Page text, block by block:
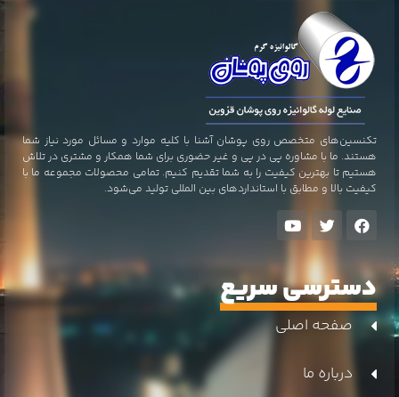
تکنسین‌های متخصص روی پوشان آشنا با کلیه موارد و مسائل مورد نیاز شما
هستند. ما با مشاوره پی در پی و غیر حضوری برای شما همکار و مشتری در تلاش
هستیم تا بهترین کیفیت را به شما تقدیم کنیم. تمامی محصولات مجموعه ما با
کیفیت بالا و مطابق با استاندارد‌های بین المللی تولید می‌شود.
دسترسی سریع
صفحه اصلی
درباره ما